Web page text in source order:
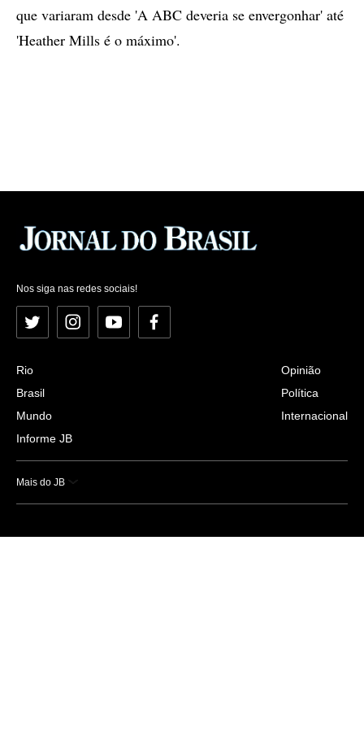
que variaram desde 'A ABC deveria se envergonhar' até
'Heather Mills é o máximo'.
Nos siga nas redes sociais!
Twitter InstagramYouTubeFacebook
Rio
Brasil
Mundo
Informe JB
Opinião
Política
Internacional
Mais do JB
Esportes